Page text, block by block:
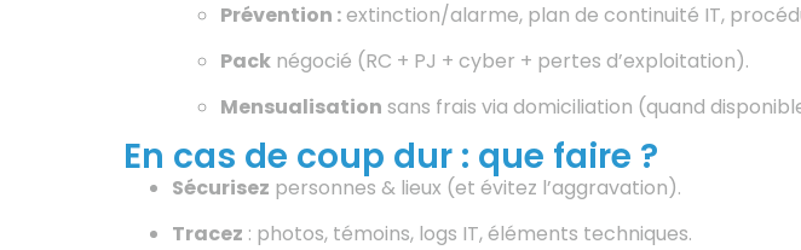
Prévention :extinction/alarme, plan de continuité IT,
Pack négocié (RC + PJ + cyber + pertes d’exploitation).
Mensualisation sans frais via domiciliation (quand
En cas de coup dur : que faire ?
Sécurisez personnes & lieux (et évitez l’aggravation).
Tracez : photos, témoins, logs IT, éléments techniques.